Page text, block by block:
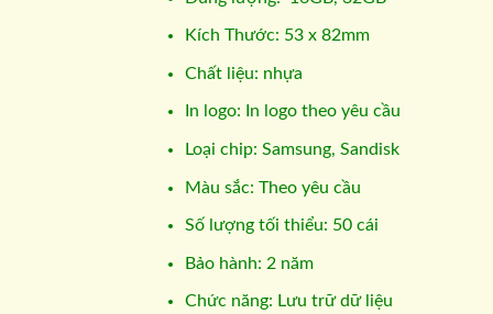
Kích Thước: 53 x 82mm
Chất liệu: nhựa
In logo: In logo theo yêu cầu
Loại chip: Samsung, Sandisk
Màu sắc: Theo yêu cầu
Số lượng tối thiểu: 50 cái
Bảo hành: 2 năm
Chức năng: Lưu trữ dữ liệu